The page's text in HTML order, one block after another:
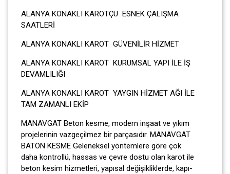
ALANYA KONAKLI KAROTÇU ESNEK ÇALIŞMA
SAATLERİ
ALANYA KONAKLI KAROT GÜVENİLİR HİZMET
ALANYA KONAKLI KAROT KURUMSAL YAPI İLE İŞ
DEVAMLILIĞI
ALANYA KONAKLI KAROT YAYGIN HİZMET AĞI İLE
TAM ZAMANLI EKİP
MANAVGAT Beton kesme, modern inşaat ve yıkım
projelerinin vazgeçilmez bir parçasıdır. MANAVGAT
BATON KESME Geleneksel yöntemlere göre çok
daha kontrollü, hassas ve çevre dostu olan karot ile
beton kesim hizmetleri, yapısal değişikliklerde, kapı-